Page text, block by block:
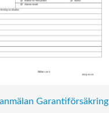
Garantiförsäkring